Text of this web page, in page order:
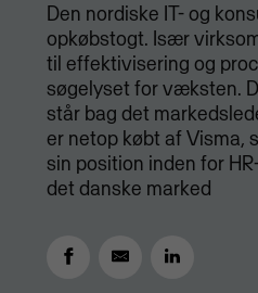
Den nordiske IT- og
opkøbstogt. Især
til effektivisering og
søgelyset for væksten.
står bag det
er netop købt af Visma,
sin position inden for
det danske marked